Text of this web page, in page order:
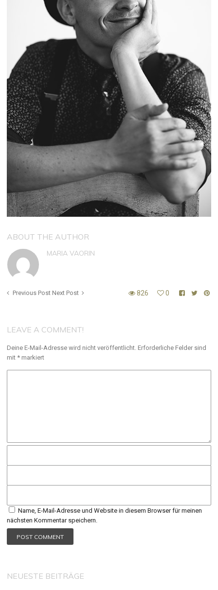
ABOUT THE AUTHOR
MARIA VAORIN
Previous Post Next Post 826 0
LEAVE A COMMENT!
Deine E-Mail-Adresse wird nicht veröffentlicht. Erforderliche Felder sind
mit * markiert
Name, E-Mail-Adresse und Website in diesem Browser für meinen
nächsten Kommentar speichern.
NEUESTE BEITRÄGE